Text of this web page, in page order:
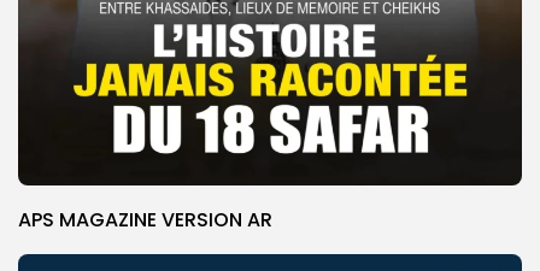
APS MAGAZINE VERSION AR